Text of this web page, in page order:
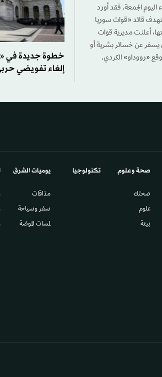
الجمعة. فقد أورد
قائد «قوات سوريا
أعلنت مديرية قوات
يسفر عن خسائر بشرية أو
«رووداو» الكردي.
خطوة جديدة في
إلغاء تفويضي
صحة وعلوم
صحتك
علوم
بيئة
تكنولوجيا يوميات الشرق​
مذاقات
سفر وسياحة
لمسات الموضة